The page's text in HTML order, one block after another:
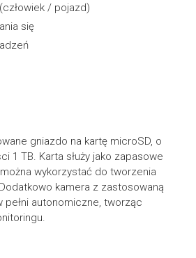
/ pojazd)
się
gniazdo na kartę microSD, o
1 TB. Karta służy jako zapasowe
wykorzystać do tworzenia
kamera z zastosowaną
pełni autonomiczne, tworząc
PIXIR?
się z nami.
się wątpliwości bądź występujących
kontakt lub wypełnienie formularza
informacji.
I WSZYSTKIE DANE